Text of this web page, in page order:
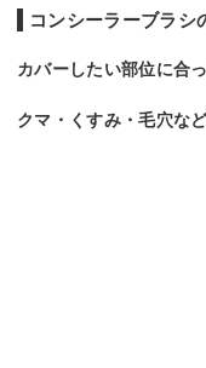
コンシーラーブラシ
カバーしたい部位に合
クマ・くすみ・毛穴な